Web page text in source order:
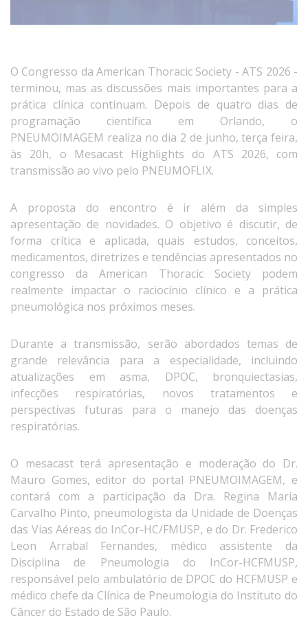
O Congresso da American Thoracic Society - ATS 2026 -
terminou, mas as discussões mais importantes para a
prática clínica continuam. Depois de quatro dias de
programação científica em Orlando, o
PNEUMOIMAGEM realiza no dia 2 de junho, terça feira,
às 20h, o Mesacast Highlights do ATS 2026, com
transmissão ao vivo pelo PNEUMOFLIX.
A proposta do encontro é ir além da simples
apresentação de novidades. O objetivo é discutir, de
forma crítica e aplicada, quais estudos, conceitos,
medicamentos, diretrizes e tendências apresentados no
congresso da American Thoracic Society podem
realmente impactar o raciocínio clínico e a prática
pneumológica nos próximos meses.
Durante a transmissão, serão abordados temas de
grande relevância para a especialidade, incluindo
atualizações em asma, DPOC, bronquiectasias,
infecções respiratórias, novos tratamentos e
perspectivas futuras para o manejo das doenças
respiratórias.
O mesacast terá apresentação e moderação do Dr.
Mauro Gomes, editor do portal PNEUMOIMAGEM, e
contará com a participação da Dra. Regina Maria
Carvalho Pinto, pneumologista da Unidade de Doenças
das Vias Aéreas do InCor-HC/FMUSP, e do Dr. Frederico
Leon Arrabal Fernandes, médico assistente da
Disciplina de Pneumologia do InCor-HCFMUSP,
responsável pelo ambulatório de DPOC do HCFMUSP e
médico chefe da Clínica de Pneumologia do Instituto do
Câncer do Estado de São Paulo.